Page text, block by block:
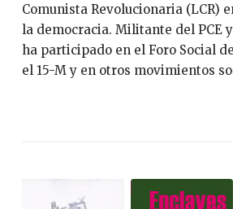
Comunista Revolucionaria (LCR)
la democracia. Militante del PCE
ha participado en el Foro Social
el 15-M y en otros movimientos